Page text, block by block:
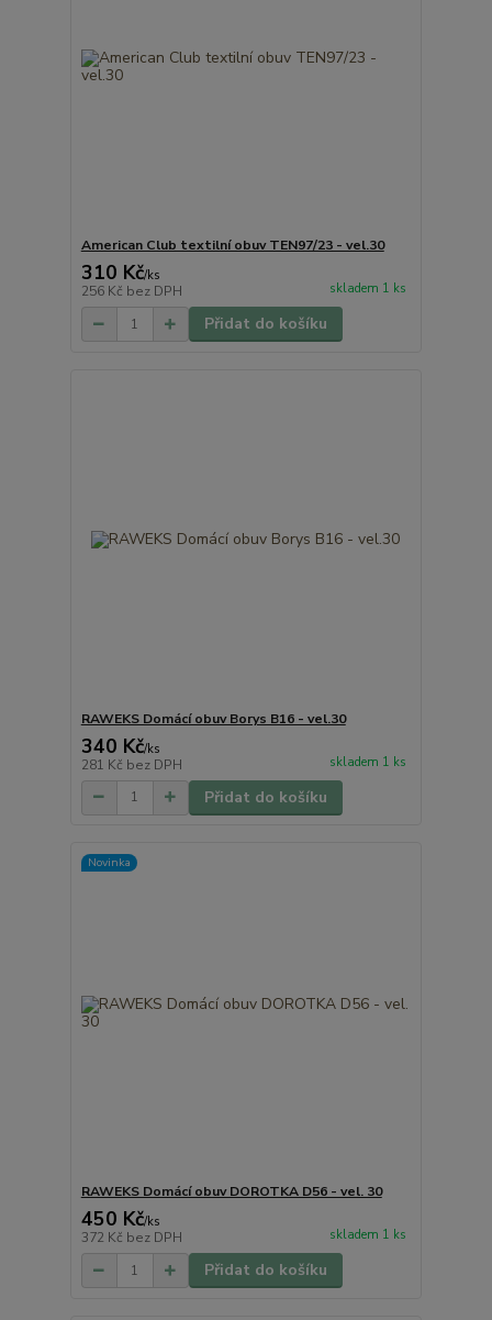
American Club textilní obuv TEN97/23 - vel.30
310 Kč/ks
256 Kč bez DPH skladem 1 ks
Přidat do košíku
RAWEKS Domácí obuv Borys B16 - vel.30
340 Kč/ks
281 Kč bez DPH skladem 1 ks
Přidat do košíku
Novinka
RAWEKS Domácí obuv DOROTKA D56 - vel. 30
450 Kč/ks
372 Kč bez DPH skladem 1 ks
Přidat do košíku